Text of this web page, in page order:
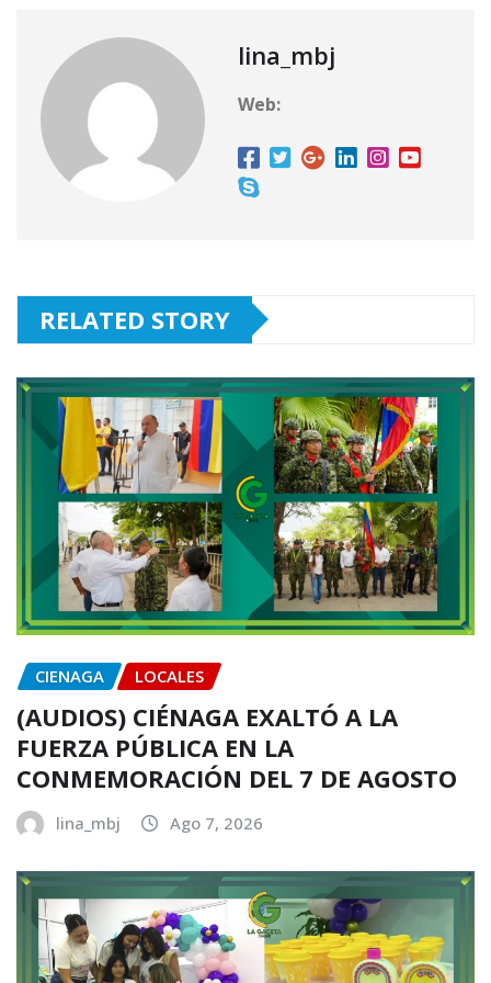
k
r lina_mbj
Web:
RELATED STORY
CIENAGA LOCALES
(AUDIOS) CIÉNAGA EXALTÓ A LA
FUERZA PÚBLICA EN LA
CONMEMORACIÓN DEL 7 DE AGOSTO
lina_mbj Ago 7, 2026